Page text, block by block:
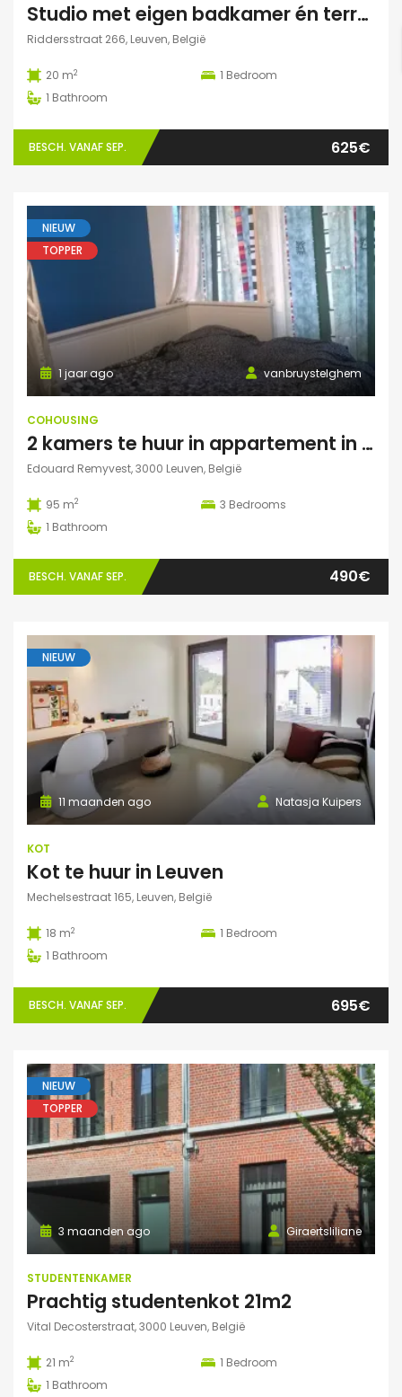
Studio met eigen badkamer én terrasje
Riddersstraat 266, Leuven, België
20 m2 1 Bedroom
1 Bathroom
BESCH. VANAF SEP. 625€
NIEUW
TOPPER
vanbruystelghem
1 jaar ago
COHOUSING
2 kamers te huur in appartement in Leuven
Edouard Remyvest, 3000 Leuven, België
95 m2 3 Bedrooms
1 Bathroom
BESCH. VANAF SEP. 490€
NIEUW
Natasja Kuipers
11 maanden ago
KOT
Kot te huur in Leuven
Mechelsestraat 165, Leuven, België
18 m2 1 Bedroom
1 Bathroom
BESCH. VANAF SEP. 695€
NIEUW
TOPPER
Giraertsliliane
3 maanden ago
STUDENTENKAMER
Prachtig studentenkot 21m2
Vital Decosterstraat, 3000 Leuven, België
21 m2 1 Bedroom
1 Bathroom